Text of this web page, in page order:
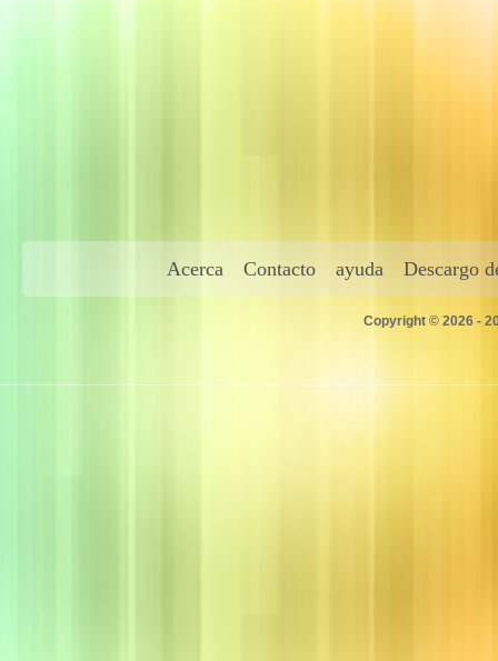
Acerca Contacto ayuda Descargo
Copyright © 2026 -